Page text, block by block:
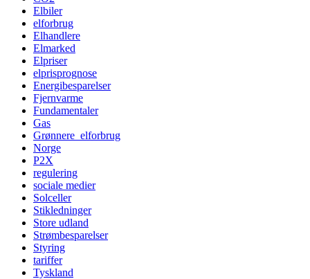
Elbiler
elforbrug
Elhandlere
Elmarked
Elpriser
elprisprognose
Energibesparelser
Fjernvarme
Fundamentaler
Gas
Grønnere_elforbrug
Norge
P2X
regulering
sociale medier
Solceller
Stikledninger
Store udland
Strømbesparelser
Styring
tariffer
Tyskland